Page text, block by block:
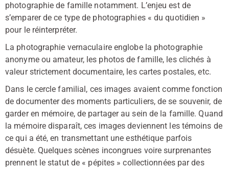
photographie de famille notamment. L’enjeu est de
s’emparer de ce type de photographies « du quotidien »
pour le réinterpréter.
La photographie vernaculaire englobe la photographie
anonyme ou amateur, les photos de famille, les clichés à
valeur strictement documentaire, les cartes postales, etc.
Dans le cercle familial, ces images avaient comme fonction
de documenter des moments particuliers, de se souvenir, de
garder en mémoire, de partager au sein de la famille. Quand
la mémoire disparaît, ces images deviennent les témoins de
ce qui a été, en transmettant une esthétique parfois
désuète. Quelques scènes incongrues voire surprenantes
prennent le statut de « pépites » collectionnées par des